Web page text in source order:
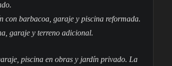
con barbacoa, garaje y piscina reformada.
garaje y terreno adicional.
piscina en obras y jardín privado. La